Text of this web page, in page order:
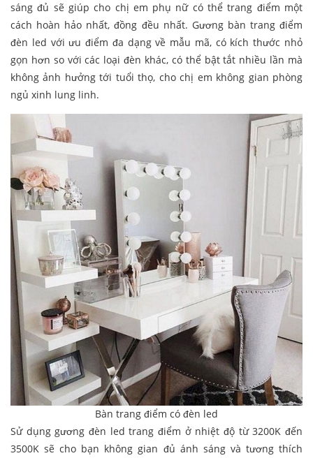
sáng đủ sẽ giúp cho chị em phụ nữ có thể trang điểm một
cách hoàn hảo nhất, đồng đều nhất. Gương bàn trang điểm
đèn led với ưu điểm đa dạng về mẫu mã, có kích thước nhỏ
gọn hơn so với các loại đèn khác, có thể bật tắt nhiều lần mà
không ảnh hưởng tới tuổi thọ, cho chị em không gian phòng
ngủ xinh lung linh.
Bàn trang điểm có đèn led
Sử dụng gương đèn led trang điểm ở nhiệt độ từ 3200K đến
3500K sẽ cho bạn không gian đủ ánh sáng và tương thích